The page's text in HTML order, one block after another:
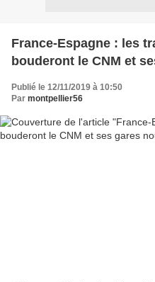
France-Espagne : les
bouderont le CNM et
Publié le 12/11/2019 à 10:50
Par montpellier56